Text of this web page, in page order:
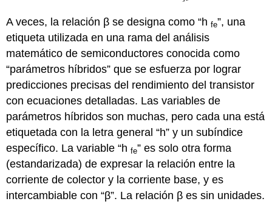
A veces, la relación β se designa como “hfe”, una
etiqueta utilizada en una rama del análisis
matemático de semiconductores conocida como
“parámetros híbridos” que se esfuerza por lograr
predicciones precisas del rendimiento del transistor
con ecuaciones detalladas. Las variables de
parámetros híbridos son muchas, pero cada una está
etiquetada con la letra general “h” y un subíndice
específico. La variable “hfe” es solo otra forma
(estandarizada) de expresar la relación entre la
corriente de colector y la corriente base, y es
intercambiable con “β”. La relación β es sin unidades.